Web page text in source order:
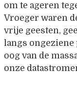
om te ageren
Vroeger waren
vrije geesten,
langs ongeziene
oog van de
onze